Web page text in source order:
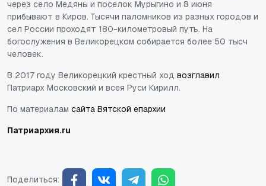
через село Медяны и поселок Мурыгино и 8 июня
прибывают в Киров. Тысячи паломников из разных городов и
сел России проходят 180-километровый путь. На
богослужения в Великорецком собирается более 50 тысч
человек.
В 2017 году Великорецкий крестный ход возглавил
Патриарх Московский и всея Руси Кирилл.
По материалам сайта Вятской епархии
Патриархия.ru
Поделиться: